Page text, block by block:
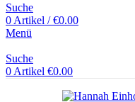
Suche
0 Artikel / €0.00
Menü
Suche
0 Artikel €0.00